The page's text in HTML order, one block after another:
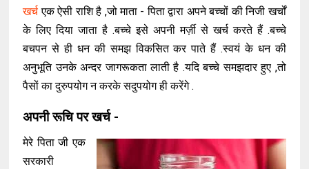
खर्च एक ऐसी राशि है ,जो माता - पिता द्वारा अपने बच्चों की निजी खर्चों
के लिए दिया जाता है .बच्चे इसे अपनी मर्ज़ी से खर्च करते हैं .बच्चे
बचपन से ही धन की समझ विकसित कर पाते हैं .स्वयं के धन की
अनुभूति उनके अन्दर जागरूकता लाती है .यदि बच्चे समझदार हुए ,तो
पैसों का दुरुपयोग न करके सदुपयोग ही करेंगे .
अपनी रूचि पर खर्च -
मेरे पिता जी एक
सरकारी